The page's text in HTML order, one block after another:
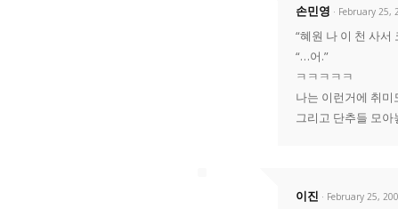
손민영 · February 25,
“혜원 나 이 천 사
“…어.”
ㅋㅋㅋㅋㅋ
나는 이런거에 취
그리고 단추들 모아
이진 · February 25,